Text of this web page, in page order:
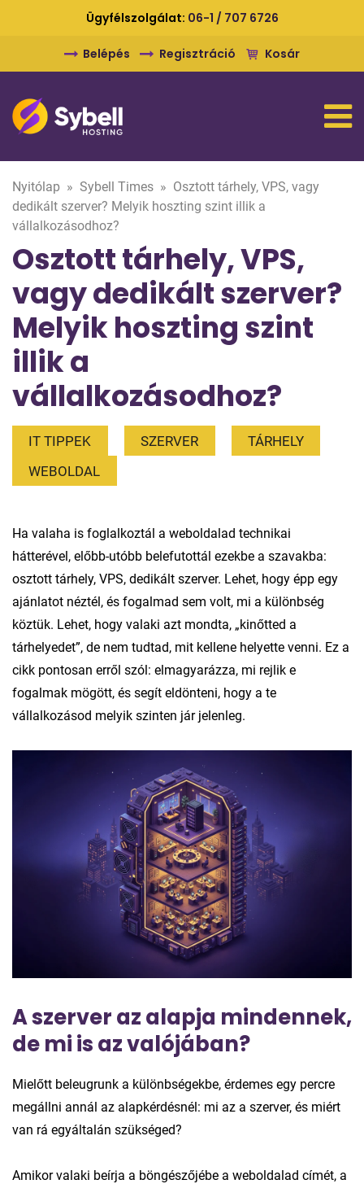
Ügyfélszolgálat: 06-1 / 707 6726
Belépés Regisztráció Kosár
Nyitólap » Sybell Times » Osztott tárhely, VPS, vagy
dedikált szerver? Melyik hoszting szint illik a
vállalkozásodhoz?
Osztott tárhely, VPS,
vagy dedikált szerver?
Melyik hoszting szint
illik a
vállalkozásodhoz?
IT TIPPEK SZERVER
TÁRHELY
WEBOLDAL
Ha valaha is foglalkoztál a weboldalad technikai
hátterével, előbb-utóbb belefutottál ezekbe a szavakba:
osztott tárhely, VPS, dedikált szerver. Lehet, hogy épp egy
ajánlatot néztél, és fogalmad sem volt, mi a különbség
köztük. Lehet, hogy valaki azt mondta, „kinőtted a
tárhelyedet”, de nem tudtad, mit kellene helyette venni. Ez a
cikk pontosan erről szól: elmagyarázza, mi rejlik e
fogalmak mögött, és segít eldönteni, hogy a te
vállalkozásod melyik szinten jár jelenleg.
A szerver az alapja mindennek,
de mi is az valójában?
Mielőtt beleugrunk a különbségekbe, érdemes egy percre
megállni annál az alapkérdésnél: mi az a szerver, és miért
van rá egyáltalán szükséged?
Amikor valaki beírja a böngészőjébe a weboldalad címét, a